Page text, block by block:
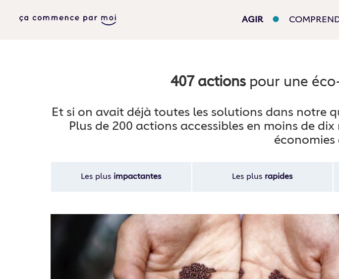
AGIR
407 actions pour une
Et si on avait déjà toutes les solutions dans notre
Plus de 200 actions accessibles en moins de
économies
Les plus impactantes Les plus rapides